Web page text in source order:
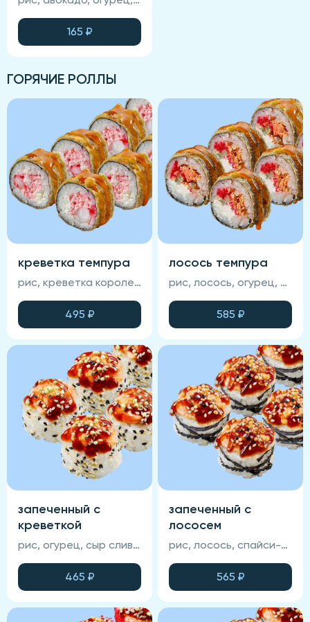
165 ₽
ГОРЯЧИЕ РОЛЛЫ
креветка темпура
рис, креветка королевская, икра масаго, крабовый крем, сыр сливочный, темпура, нори, соус манго-чили (соевый соус, васаби и имбирь не входят в состав блюда)
495 ₽
лосось темпура
рис, лосось, огурец, икра масаго, сыр сливочный, нори, темпурный кляр, соус манго-чили (соевый соус , васаби и имбирь не входят в состав блюда)
585 ₽
запеченный с
креветкой
рис, огурец, сыр сливочный, креветка королевская, унаги-соус, кунжут, нори, сырная шапка (соевый соус, васаби и имбирь не входят в состав блюда)
465 ₽
запеченный с
лососем
рис, лосось, спайси-соус, омлет тамаго, кунжут, нори, унаги-соус, сырная шапка (соевый соус, васаби и имбирь не входят в состав блюда)
565 ₽